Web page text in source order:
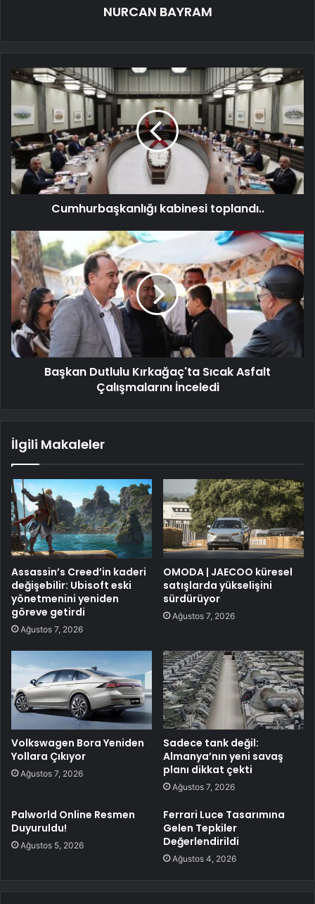
NURCAN BAYRAM
Cumhurbaşkanlığı kabinesi toplandı..
Başkan Dutlulu Kırkağaç'ta Sıcak Asfalt
Çalışmalarını İnceledi
İlgili Makaleler
Assassin’s Creed’in kaderi
değişebilir: Ubisoft eski
yönetmenini yeniden
göreve getirdi
Ağustos 7, 2026
OMODA | JAECOO küresel
satışlarda yükselişini
sürdürüyor
Ağustos 7, 2026
Volkswagen Bora Yeniden
Yollara Çıkıyor
Ağustos 7, 2026
Sadece tank değil:
Almanya’nın yeni savaş
planı dikkat çekti
Ağustos 7, 2026
Palworld Online Resmen
Duyuruldu!
Ağustos 5, 2026
Ferrari Luce Tasarımına
Gelen Tepkiler
Değerlendirildi
Ağustos 4, 2026